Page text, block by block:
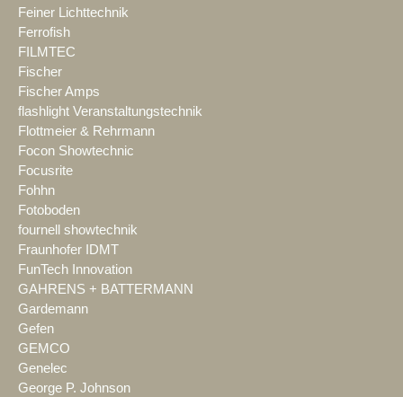
Feiner Lichttechnik
Ferrofish
FILMTEC
Fischer
Fischer Amps
flashlight Veranstaltungstechnik
Flottmeier & Rehrmann
Focon Showtechnic
Focusrite
Fohhn
Fotoboden
fournell showtechnik
Fraunhofer IDMT
FunTech Innovation
GAHRENS + BATTERMANN
Gardemann
Gefen
GEMCO
Genelec
George P. Johnson